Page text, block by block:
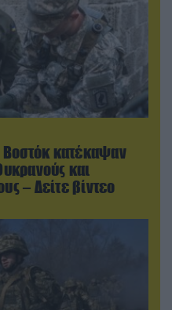
Βοστόκ κατέκαψαν
και
– Δείτε βίντεο